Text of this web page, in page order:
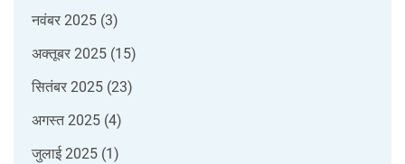
नवंबर 2025 (3)
अक्तूबर 2025 (15)
सितंबर 2025 (23)
अगस्त 2025 (4)
जुलाई 2025 (1)